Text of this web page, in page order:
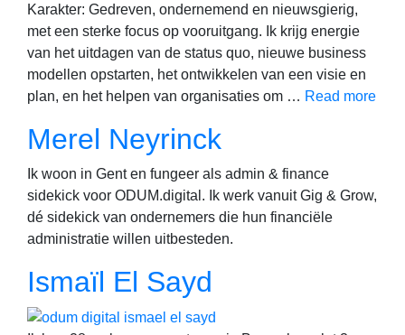
Karakter: Gedreven, ondernemend en nieuwsgierig,
met een sterke focus op vooruitgang. Ik krijg energie
van het uitdagen van de status quo, nieuwe business
modellen opstarten, het ontwikkelen van een visie en
plan, en het helpen van organisaties om … Read more
Merel Neyrinck
Ik woon in Gent en fungeer als admin & finance
sidekick voor ODUM.digital. Ik werk vanuit Gig & Grow,
dé sidekick van ondernemers die hun financiële
administratie willen uitbesteden.
Ismaïl El Sayd